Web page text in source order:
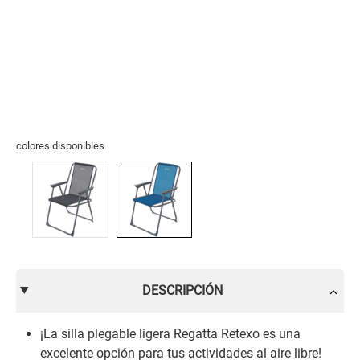
colores disponibles
DESCRIPCIÓN
¡La silla plegable ligera Regatta Retexo es una
excelente opción para tus actividades al aire libre!